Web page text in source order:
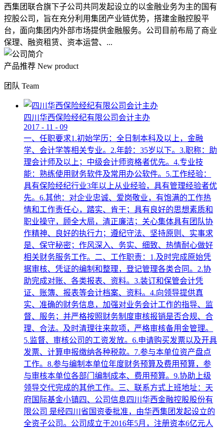
西集团联合旗下子公司共同发起设立的以金融业务为主的国有
控股公司，旨在充分利用集团产业链优势，搭建金融控股平
台，面向集团内外部市场提供金融服务。公司目前布局了商业
保理、融资租赁、资本运营、...
产品推荐 New product
团队 Team
四川华西保险经纪有限公司会计主办
2017 - 11 - 09
一、任职要求1.初始学历：全日制本科及以上，金融
学、会计学等相关专业。2.年龄：35岁以下。3.职称：助
理会计师及以上；中级会计师资格者优先。4.专业技
能：熟练使用财务软件及常用办公软件。5.工作经验：
具有保险经纪行业3年以上从业经验，具有管理经验者优
先。6.其他：对企业忠诚、爱岗敬业，有饱满的工作热
情和工作责任心，踏实、肯干；具有良好的思想素质和
职业操守，顾全大局，清正廉洁；关心集体具有团队协
作精神、良好的执行力；遵纪守法、坚持原则、实事求
是、保守秘密；作风深入、务实、细致、热情耐心做好
相关财务服务工作。二、工作职责：1.及时完成原始凭
据审核、凭证的编制和整理，登记管理各类合同。2.协
助完成对账、各类报表、资料。3.装订和保管会计凭
证、账簿、报表等会计档案、资料。4.向领导提供真
实、准确的财务信息，加强对业务会计工作的指导、监
督、服务；并严格按照财务制度审核报销是否合规、合
理、合法。及时清理往来款项，严格审核备用金管理。
5.监督、审核公司的工资发放。6.申请购买发票以及开具
发票、计算申报缴纳各种税款。7.参与本单位资产盘点
工作。8.参与编制本单位年度财务预算及费用预算，参
与审核本单位各部门编制成本、费用预算。9.协助上级
领导交代完成的其他工作。三、联系方式上班地址：天
府国际基金小镇四、公司信息四川华西金融控股股份有
限公司 是经四川省国资委批准，由华西集团发起设立的
全资子公司。公司成立于2016年5月，注册资本6亿元人